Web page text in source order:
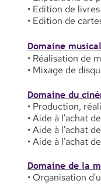
• Edition de
• Edition de
Domaine musical
• Réalisation de
• Mixage de
Domaine du
• Production,
• Aide à l'achat
• Aide à l'achat
• Aide à l'achat
Domaine de la
• Organisation